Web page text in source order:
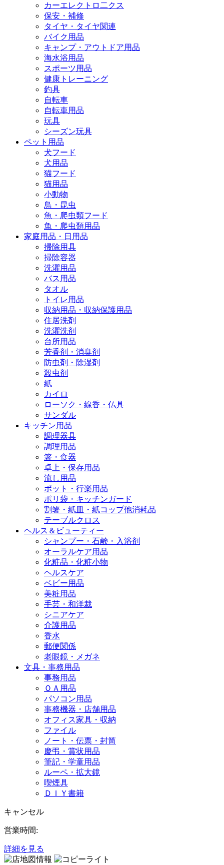
カーエレクトロ二クス
保安・補修
タイヤ・タイヤ関連
バイク用品
キャンプ・アウトドア用品
海水浴用品
スポーツ用品
健康トレーニング
釣具
自転車
自転車用品
玩具
シーズン玩具
ペット用品
犬フード
犬用品
猫フード
猫用品
小動物
鳥・昆虫
魚・爬虫類フード
魚・爬虫類用品
家庭用品・日用品
掃除用具
掃除容器
洗濯用品
バス用品
タオル
トイレ用品
収納用品・収納保護用品
住居洗剤
洗濯洗剤
台所用品
芳香剤・消臭剤
防虫剤・除湿剤
殺虫剤
紙
カイロ
ローソク・線香・仏具
サンダル
キッチン用品
調理器具
調理用品
箸・食器
卓上・保存用品
流し用品
ポット・行楽用品
ポリ袋・キッチンガード
割箸・紙皿・紙コップ他消耗品
テーブルクロス
ヘルス＆ビューティー
シャンプー・石鹸・入浴剤
オーラルケア用品
化粧品・化粧小物
ヘルスケア
ベビー用品
美粧用品
手芸・和洋裁
シニアケア
介護用品
香水
郵便関係
老眼鏡・メガネ
文具・事務用品
事務用品
ＯＡ用品
パソコン用品
事務機器・店舗用品
オフィス家具・収納
ファイル
ノート・伝票・封筒
慶弔・賞状用品
筆記・学童用品
ルーペ・拡大鏡
喫煙具
ＤＩＹ書籍
キャンセル
営業時間:
詳細を見る